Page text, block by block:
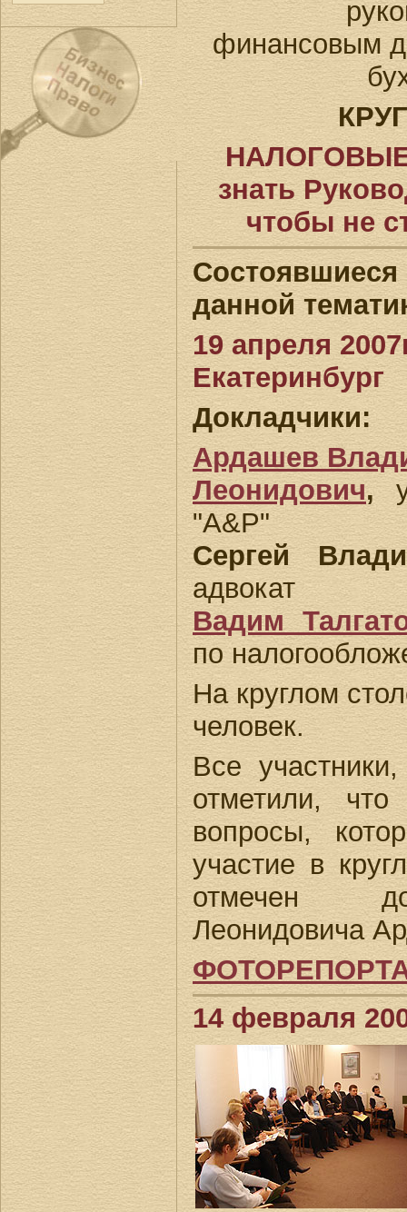
финансовым
знать
чтобы не
данной
19 апреля
Екатеринбург
Докладчики:
Ардашев
Леонидович,
"A&P"
Сергей
адвокат
Вадим
по
На круглом
человек.
Все
отметили,
вопросы,
участие в
отмечен
Леонидовича
14 февраля